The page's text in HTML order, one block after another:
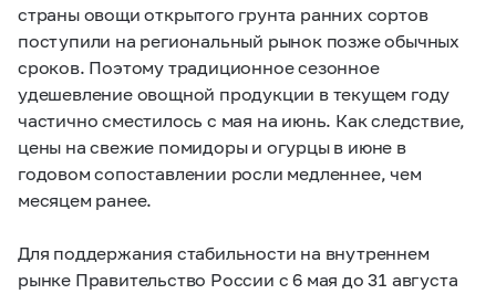
страны овощи открытого грунта ранних сортов
поступили на региональный рынок позже обычных
сроков. Поэтому традиционное сезонное
удешевление овощной продукции в текущем году
частично сместилось с мая на июнь. Как следствие,
цены на свежие помидоры и огурцы в июне в
годовом сопоставлении росли медленнее, чем
месяцем ранее.
Для поддержания стабильности на внутреннем
рынке Правительство России с 6 мая до 31 августа